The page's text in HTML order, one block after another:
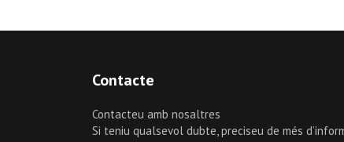
Contacte
Contacteu amb nosaltres
Si teniu qualsevol dubte, preciseu de més